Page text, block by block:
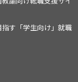
す「学生向け」就職